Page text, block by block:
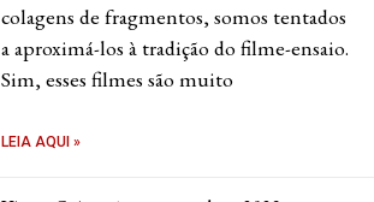
colagens de fragmentos, somos tentados
a aproximá-los à tradição do filme-ensaio.
Sim, esses filmes são muito
LEIA AQUI »